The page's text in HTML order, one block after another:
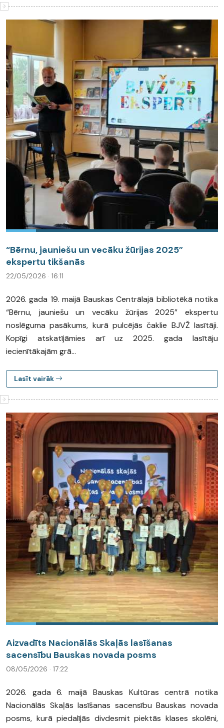
“Bērnu, jauniešu un vecāku žūrijas 2025”
ekspertu tikšanās
22/05/2026 · 16:11
2026. gada 19. maijā Bauskas Centrālajā bibliotēkā notika
“Bērnu, jauniešu un vecāku žūrijas 2025” ekspertu
noslēguma pasākums, kurā pulcējās čaklie BJVŽ lasītāji.
Kopīgi atskatījāmies arī uz 2025. gada lasītāju
iecienītākajām grā...
Lasīt vairāk
Aizvadīts Nacionālās Skaļās lasīšanas
sacensību Bauskas novada posms
08/05/2026 · 17:22
2026. gada 6. maijā Bauskas Kultūras centrā notika
Nacionālās Skaļās lasīšanas sacensību Bauskas novada
posms, kurā piedalījās divdesmit piektās klases skolēni,